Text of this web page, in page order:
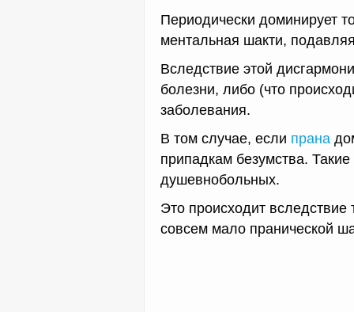
Периодически доминирует
ментальная шакти,
Вследствие этой
болезни, либо (что
заболевания.
В том случае, если прана
припадкам безумства.
душевнобольных.
Это происходит вследствие
совсем мало пранической